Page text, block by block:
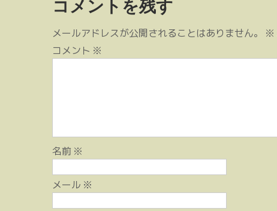
ナ
ビ
ゲ
ー
コメントを残す
メールアドレスが公開されることはありません。 ※
コメント ※
名前 ※
メール ※